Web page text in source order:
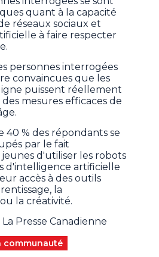
quant à la capacité
réseaux sociaux et
à faire respecter
personnes interrogées
convaincues que les
puissent réellement
mesures efficaces de
40 % des répondants se
par le fait
d'utiliser les robots
d'intelligence artificielle
accès à des outils
la
la créativité.
Presse Canadienne
communauté